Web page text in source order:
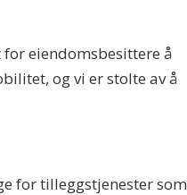
eiendomsbesittere å
og vi er stolte av å
for tilleggstjenester som